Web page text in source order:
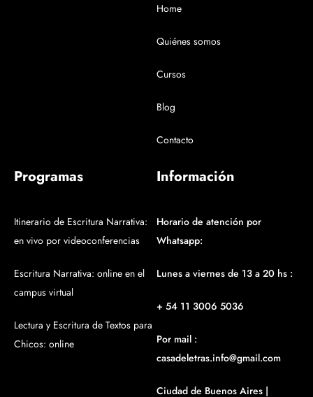
Home
Quiénes somos
Cursos
Blog
Contacto
Programas
Itinerario de Escritura Narrativa:
en vivo por videoconferencias
Escritura Narrativa: online en el
campus virtual
Lectura y Escritura de Textos para
Chicos: online
Información
Horario de atención por
Whatsapp:
Lunes a viernes de 13 a 20 hs :
+ 54 11 3006 5036
Por mail :
casadeletras.info@gmail.com
Ciudad de Buenos Aires |